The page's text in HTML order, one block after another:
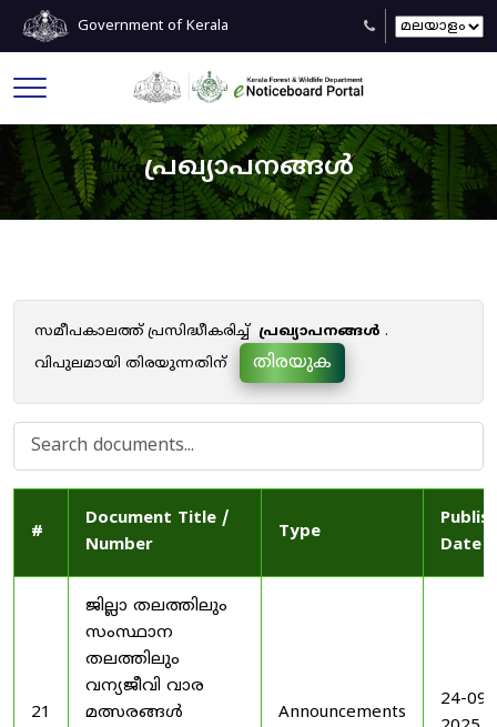
Government of Kerala
പ്രഖ്യാപനങ്ങൾ
സമീപകാലത്ത് പ്രസിദ്ധീകരിച്ച് പ്രഖ്യാപനങ്ങൾ .
വിപുലമായി തിരയുന്നതിന്
തിരയുക
#
Document Title /
Number
Type
Date
21
ജില്ലാ തലത്തിലും
സംസ്ഥാന
തലത്തിലും
വന്യജീവി വാര
മത്സരങ്ങൾ
Announcements
24-09-